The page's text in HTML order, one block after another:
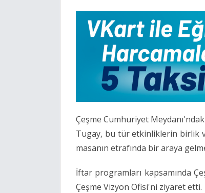
Çeşme Cumhuriyet
Tugay, bu tür etkinliklerin birlik
masanın etrafında bir araya
İftar programları kapsamında
Çeşme Vizyon Ofisi'ni ziyaret etti.